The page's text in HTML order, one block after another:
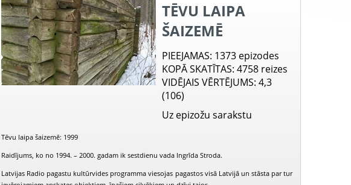
TĒVU LAIPA
ŠAIZEMĒ
PIEEJAMAS: 1373 epizodes
KOPĀ SKATĪTAS: 4758 reizes
VIDĒJAIS VĒRTĒJUMS: 4,3
(106)
Uz epizožu sarakstu
Tēvu laipa šaizemē: 1999
Raidījums, ko no 1994. – 2000. gadam ik sestdienu vada Ingrīda Stroda.
Latvijas Radio pagastu kultūrvides programma viesojas pagastos visā Latvijā un stāsta par tur